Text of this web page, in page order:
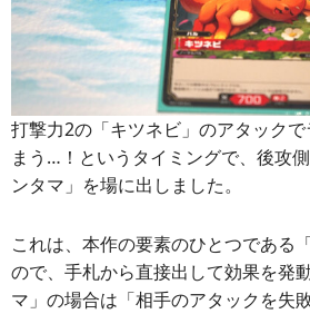
打撃力2の「キツネビ」のアタック
まう…！というタイミングで、後攻
ンタマ」を場に出しました。
これは、本作の要素のひとつである
ので、手札から直接出して効果を発
マ」の場合は「相手のアタックを失